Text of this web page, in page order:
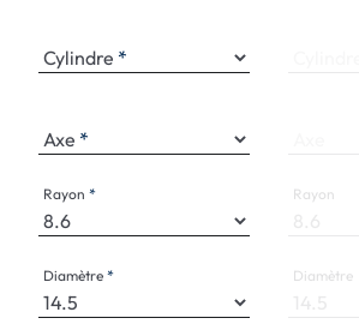
Cylindre
Axe
Rayon
Diamètre
Rayon
Diamètre